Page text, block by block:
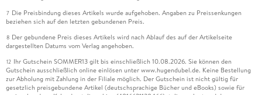
7 Die Preisbindung dieses Artikels wurde aufgehoben. Angaben zu Preissenkungen
beziehen sich auf den letzten gebundenen Preis.
8 Der gebundene Preis dieses Artikels wird nach Ablauf des auf der Artikelseite
dargestellten Datums vom Verlag angehoben.
12 Ihr Gutschein SOMMER13 gilt bis einschließlich 10.08.2026. Sie können den
Gutschein ausschließlich online einlösen unter www.hugendubel.de. Keine Bestellung
zur Abholung mit Zahlung in der Filiale möglich. Der Gutschein ist nicht gültig für
gesetzlich preisgebundene Artikel (deutschsprachige Bücher und eBooks) sowie für